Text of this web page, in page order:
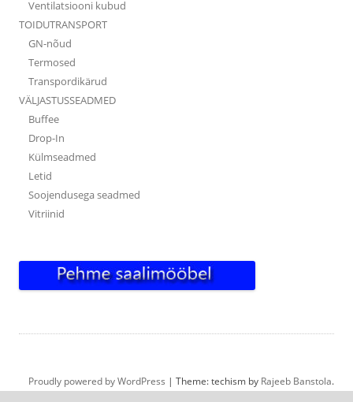
Ventilatsiooni kubud
TOIDUTRANSPORT
GN-nõud
Termosed
Transpordikärud
VÄLJASTUSSEADMED
Buffee
Drop-In
Külmseadmed
Letid
Soojendusega seadmed
Vitriinid
Proudly powered by WordPress | Theme: techism by Rajeeb Banstola.